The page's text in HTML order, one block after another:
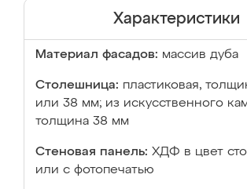
Характеристики
Материал фасадов: массив дуба
Столешница: пластиковая,
или 38 мм; из искусственного
толщина 38 мм
Стеновая панель: ХДФ в цвет
или с фотопечатью